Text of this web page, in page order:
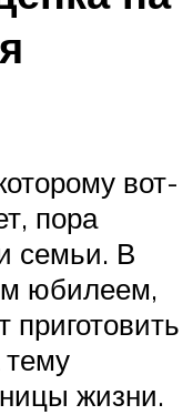
вот-
пора
семьи. В
юбилеем,
приготовить
тему
жизни.